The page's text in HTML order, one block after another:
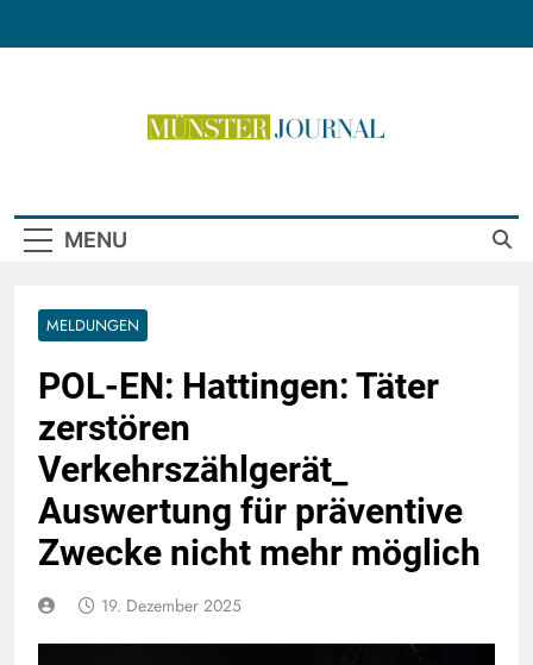
MENU
MELDUNGEN
POL-EN: Hattingen: Täter
zerstören
Verkehrszählgerät_
Auswertung für präventive
Zwecke nicht mehr möglich
19. Dezember 2025